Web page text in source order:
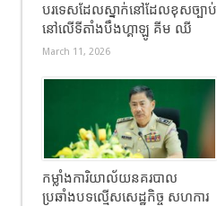
បរទេសដែលស្នាក់នៅដែលខុសច្បាប់
នៅលើទីតាំងបឹងហ្គាឡូ គីម ឈី
March 11, 2026
កម្លាំងការិយាល័យនគរបាល
ប្រឆាំងបទល្មើសសេដ្ឋកិច្ច សហការ